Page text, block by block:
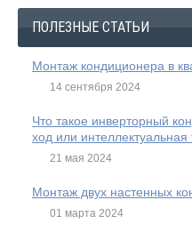
ПОЛЕЗНЫЕ СТАТЬИ
Монтаж кондиционера в
14 сентября 2024
Что такое инверторный
ход или интеллектуальная
21 мая 2024
Монтаж двух настенных
01 марта 2024